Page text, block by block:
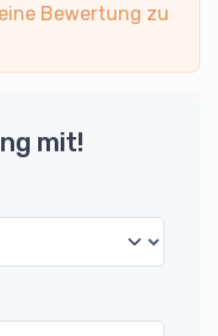
Bewertung zu
mit!